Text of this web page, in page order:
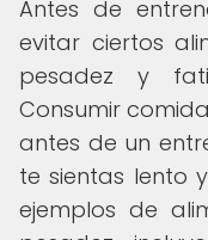
Antes de
evitar ciertos
pesadez y
Consumir
antes de un
te sientas lento
ejemplos de